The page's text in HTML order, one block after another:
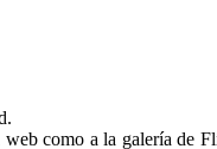
como a la galería de